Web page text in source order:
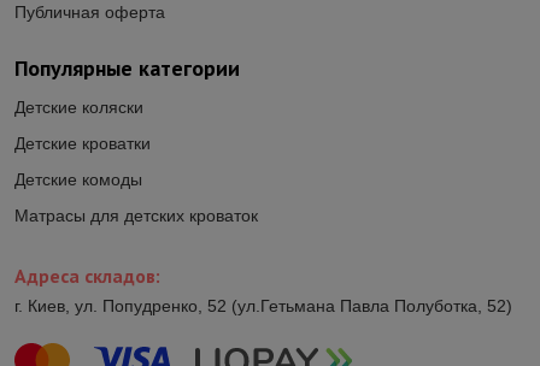
Популярные категории
Детские коляски
Детские кроватки
Детские комоды
Матрасы для детских кроваток
Публичная оферта
Адреса складов:
г. Киев, ул. Попудренко, 52 (ул.Гетьмана Павла Полуботка, 52)